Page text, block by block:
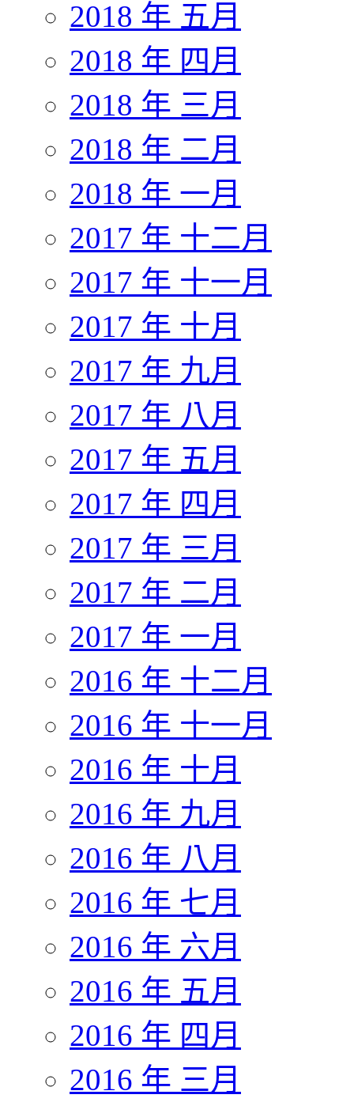
2018 年 五月
2018 年 四月
2018 年 三月
2018 年 二月
2018 年 一月
2017 年 十二月
2017 年 十一月
2017 年 十月
2017 年 九月
2017 年 八月
2017 年 五月
2017 年 四月
2017 年 三月
2017 年 二月
2017 年 一月
2016 年 十二月
2016 年 十一月
2016 年 十月
2016 年 九月
2016 年 八月
2016 年 七月
2016 年 六月
2016 年 五月
2016 年 四月
2016 年 三月